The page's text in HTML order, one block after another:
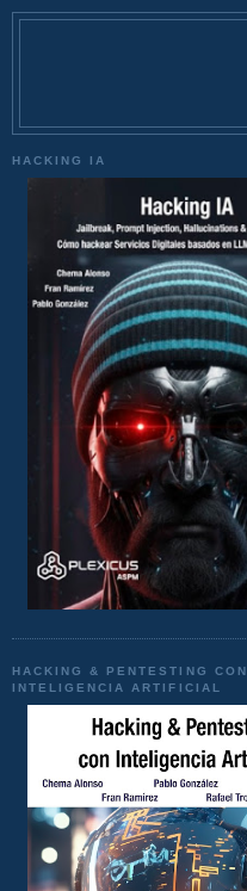
HACKING IA
HACKING & PENTESTING CON
INTELIGENCIA ARTIFICIAL